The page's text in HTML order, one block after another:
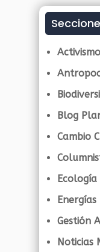
Blog
Cambio
Ecología
Gestión
Noticias